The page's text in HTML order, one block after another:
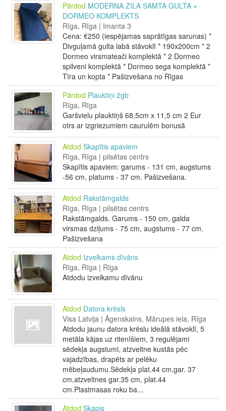
Pārdod MODERNA ZILA SAMTA GULTA +
DORMEO KOMPLEKTS
Rīga, Rīga | Imanta 3
Cena: €250 (iespējamas saprātīgas sarunas) *
Divguļamā gulta labā stāvoklī * ⁠190x200cm * 2
Dormeo virsmateači komplektā * 2 Dormeo
spilveni komplektā * Dormeo sega komplektā *
Tīra un kopta * Pašizvešana no Rīgas
Pārdod Plauktiņi 2gb
Rīga, Rīga
Garšvielu plauktiņš 68,5cm x 11,5 cm 2 Eur
otrs ar izgriezumiem caurulēm bonusā
Atdod Skapītis apaviem
Rīga, Rīga | pilsētas centrs
Skapītis apaviem: garums - 131 cm, augstums
-56 cm, platums - 37 cm. Pašizvešana.
Atdod Rakstāmgalds
Rīga, Rīga | pilsētas centrs
Rakstāmgalds. Garums - 150 cm, galda
virsmas dziļums - 75 cm, augstums - 77 cm.
Pašizvešana
Atdod Izvelkams dīvāns
Rīga, Rīga | Rīga
Atdodu izvelkamu dīvānu
Atdod Datora krēsls
Visa Latvija | Āgenskalns, Mārupes iela, Rīga
Atdodu jaunu datora krēslu ideālā stāvoklī, 5
metāla kājas uz ritenīšiem, 3 regulējami
sēdekļa augstumi, atzveltne kustās pēc
vajadzības, drapēts ar pelēku
mēbeļaudumu.Sēdekļa plat.44 cm,gar. 37
cm,atzveltnes gar.35 cm, plat.44
cm.Plastmasas roku ba...
Atdod Skapis